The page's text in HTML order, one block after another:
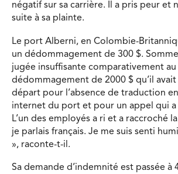
négatif sur sa carrière. Il a pris peur et
suite à sa plainte.
Le port Alberni, en Colombie-
un dédommagement de 300 $.
jugée insuffisante comparativement au
dédommagement de 2000 $ qu’il avait
départ pour l’absence de traduction
internet du port et pour un appel qui a
L’un des employés a ri et a raccroché
je parlais français. Je me suis senti
», raconte-t-il.
Sa demande d’indemnité est passée à